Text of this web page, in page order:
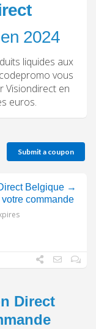
2024
liquides aux
vous
Visiondirect en
euros.
Submit a coupon
Belgique →
commande
Direct